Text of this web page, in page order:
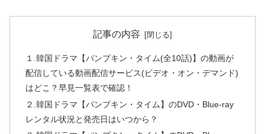
記事の内容
１.韓国ドラマ【パンプキン・タイム(全10話)】の動画が
配信している動画配信サービス(ビデオ・オン・デマンド)
はどこ？早見一覧表で確認！
２.韓国ドラマ【パンプキン・タイム】のDVD・Blue-ray
レンタル状況と発売日はいつから？